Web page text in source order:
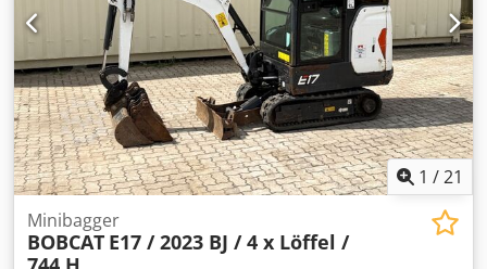
Whats App ?Alle Angaben ohne Gewähr und Garantie,
Irrtümer und Zwischenverkauf vorbehalten. ?
1 /21
Minibagger
BOBCAT E17 / 2023 BJ / 4 x Löffel /